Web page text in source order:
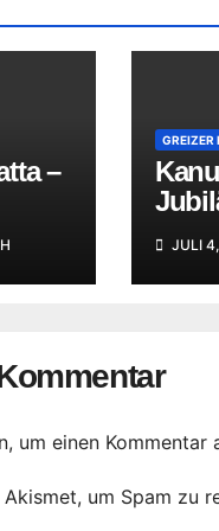
–
GREIZER
JULI
um einen Kommentar
um Spam zu